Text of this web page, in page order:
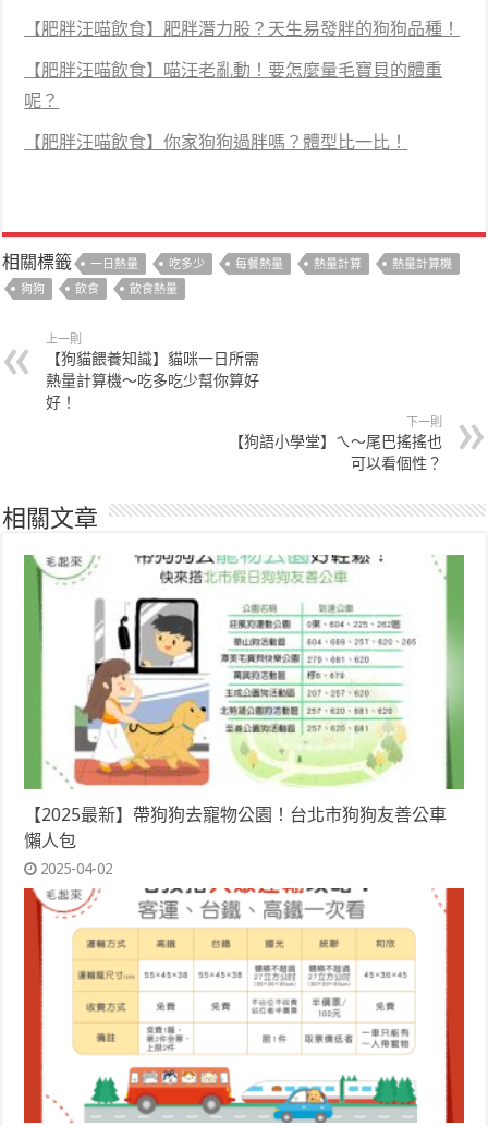
【肥胖汪喵飲食】肥胖潛力股？天生易發胖的狗狗品種！
【肥胖汪喵飲食】喵汪老亂動！要怎麼量毛寶貝的體重
呢？
【肥胖汪喵飲食】你家狗狗過胖嗎？體型比一比！
相關標籤 一日熱量 吃多少 每餐熱量 熱量計算
熱量計算機
狗狗
飲食 飲食熱量
上一則
【狗貓餵養知識】貓咪一日所需
熱量計算機～吃多吃少幫你算好
好！
下一則
【狗語小學堂】ㄟ～尾巴搖搖也
可以看個性？
相關文章
【2025最新】帶狗狗去寵物公園！台北市狗狗友善公車
懶人包
2025-04-02